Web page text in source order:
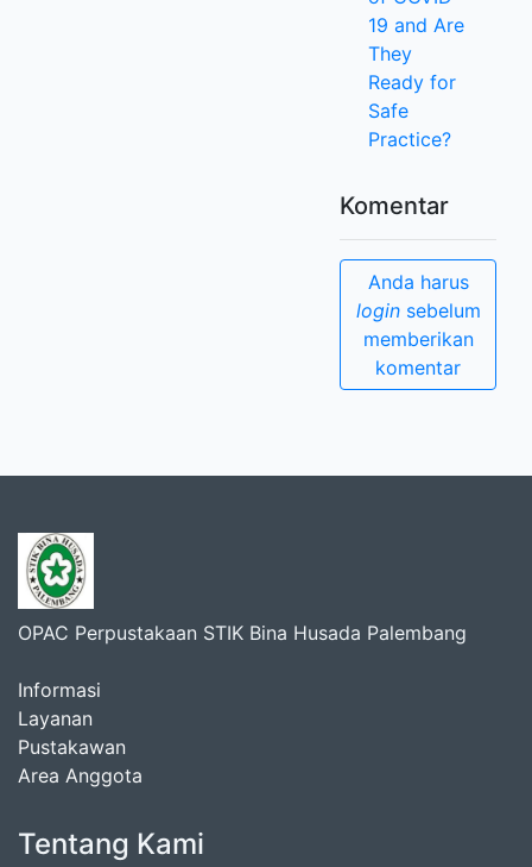
19 and Are
They
Ready for
Safe
Practice?
Komentar
Anda harus
loginsebelum
memberikan
komentar
OPAC Perpustakaan STIK Bina Husada Palembang
Informasi
Layanan
Pustakawan
Area Anggota
Tentang Kami